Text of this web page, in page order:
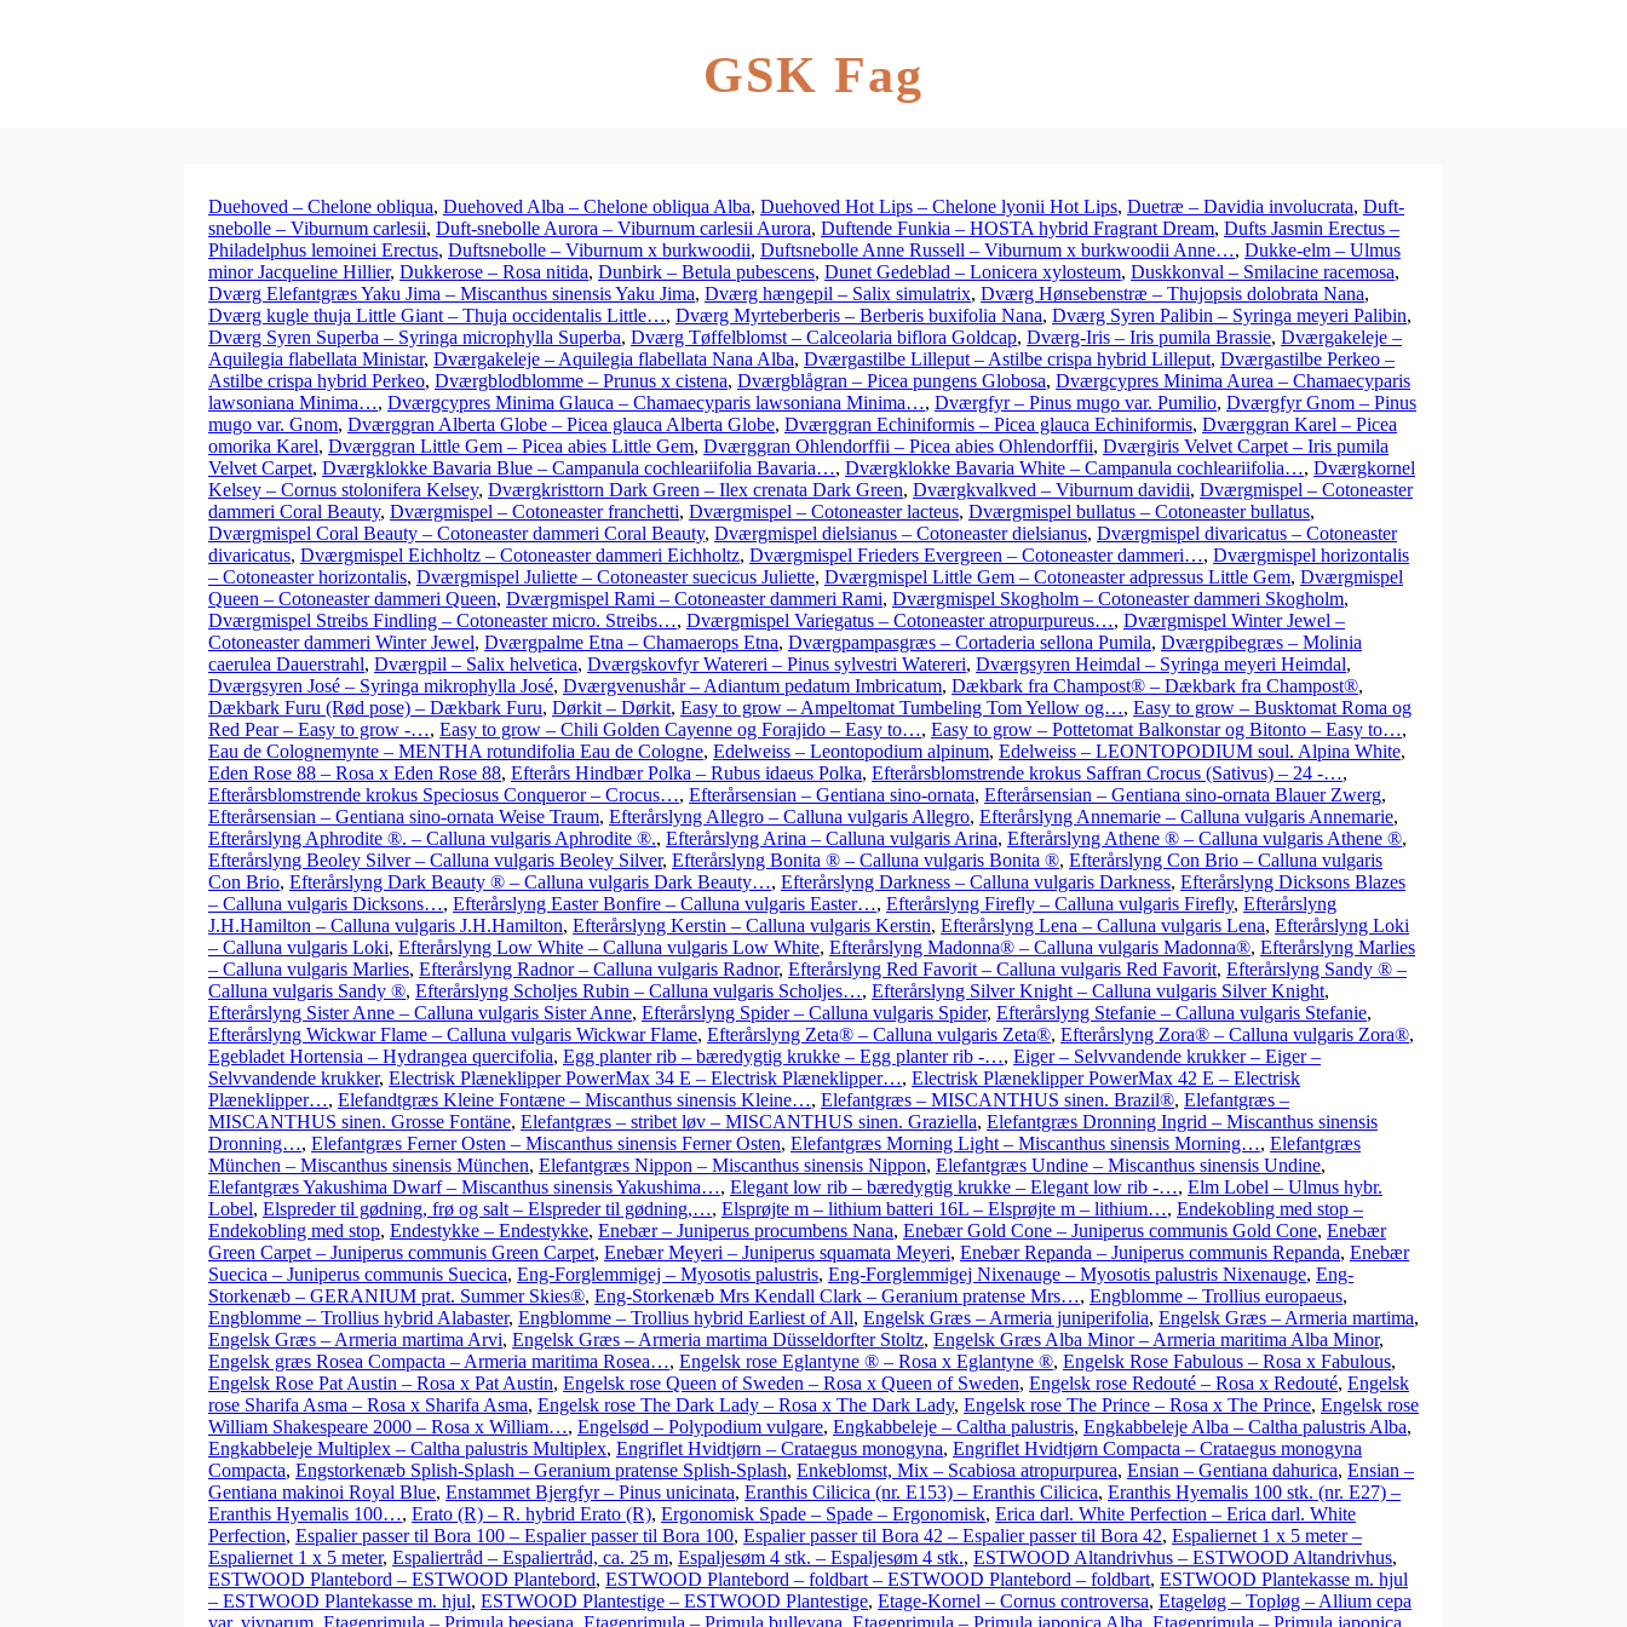
GSK Fag
Duehoved – Chelone obliqua, Duehoved Alba – Chelone obliqua Alba, Duehoved Hot Lips – Chelone lyonii Hot Lips, Duetræ – Davidia involucrata, Duft-
snebolle – Viburnum carlesii, Duft-snebolle Aurora – Viburnum carlesii Aurora, Duftende Funkia – HOSTA hybrid Fragrant Dream, Dufts Jasmin Erectus –
Philadelphus lemoinei Erectus, Duftsnebolle – Viburnum x burkwoodii, Duftsnebolle Anne Russell – Viburnum x burkwoodii Anne…, Dukke-elm – Ulmus
minor Jacqueline Hillier, Dukkerose – Rosa nitida, Dunbirk – Betula pubescens, Dunet Gedeblad – Lonicera xylosteum, Duskkonval – Smilacine racemosa,
Dværg Elefantgræs Yaku Jima – Miscanthus sinensis Yaku Jima, Dværg hængepil – Salix simulatrix, Dværg Hønsebenstræ – Thujopsis dolobrata Nana,
Dværg kugle thuja Little Giant – Thuja occidentalis Little…, Dværg Myrteberberis – Berberis buxifolia Nana, Dværg Syren Palibin – Syringa meyeri Palibin,
Dværg Syren Superba – Syringa microphylla Superba, Dværg Tøffelblomst – Calceolaria biflora Goldcap, Dværg-Iris – Iris pumila Brassie, Dværgakeleje –
Aquilegia flabellata Ministar, Dværgakeleje – Aquilegia flabellata Nana Alba, Dværgastilbe Lilleput – Astilbe crispa hybrid Lilleput, Dværgastilbe Perkeo –
Astilbe crispa hybrid Perkeo, Dværgblodblomme – Prunus x cistena, Dværgblågran – Picea pungens Globosa, Dværgcypres Minima Aurea – Chamaecyparis
lawsoniana Minima…, Dværgcypres Minima Glauca – Chamaecyparis lawsoniana Minima…, Dværgfyr – Pinus mugo var. Pumilio, Dværgfyr Gnom – Pinus
mugo var. Gnom, Dværggran Alberta Globe – Picea glauca Alberta Globe, Dværggran Echiniformis – Picea glauca Echiniformis, Dværggran Karel – Picea
omorika Karel, Dværggran Little Gem – Picea abies Little Gem, Dværggran Ohlendorffii – Picea abies Ohlendorffii, Dværgiris Velvet Carpet – Iris pumila
Velvet Carpet, Dværgklokke Bavaria Blue – Campanula cochleariifolia Bavaria…, Dværgklokke Bavaria White – Campanula cochleariifolia…, Dværgkornel
Kelsey – Cornus stolonifera Kelsey, Dværgkristtorn Dark Green – Ilex crenata Dark Green, Dværgkvalkved – Viburnum davidii, Dværgmispel – Cotoneaster
dammeri Coral Beauty, Dværgmispel – Cotoneaster franchetti, Dværgmispel – Cotoneaster lacteus, Dværgmispel bullatus – Cotoneaster bullatus,
Dværgmispel Coral Beauty – Cotoneaster dammeri Coral Beauty, Dværgmispel dielsianus – Cotoneaster dielsianus, Dværgmispel divaricatus – Cotoneaster
divaricatus, Dværgmispel Eichholtz – Cotoneaster dammeri Eichholtz, Dværgmispel Frieders Evergreen – Cotoneaster dammeri…, Dværgmispel horizontalis
– Cotoneaster horizontalis, Dværgmispel Juliette – Cotoneaster suecicus Juliette, Dværgmispel Little Gem – Cotoneaster adpressus Little Gem, Dværgmispel
Queen – Cotoneaster dammeri Queen, Dværgmispel Rami – Cotoneaster dammeri Rami, Dværgmispel Skogholm – Cotoneaster dammeri Skogholm,
Dværgmispel Streibs Findling – Cotoneaster micro. Streibs…, Dværgmispel Variegatus – Cotoneaster atropurpureus…, Dværgmispel Winter Jewel –
Cotoneaster dammeri Winter Jewel, Dværgpalme Etna – Chamaerops Etna, Dværgpampasgræs – Cortaderia sellona Pumila, Dværgpibegræs – Molinia
caerulea Dauerstrahl, Dværgpil – Salix helvetica, Dværgskovfyr Watereri – Pinus sylvestri Watereri, Dværgsyren Heimdal – Syringa meyeri Heimdal,
Dværgsyren José – Syringa mikrophylla José, Dværgvenushår – Adiantum pedatum Imbricatum, Dækbark fra Champost® – Dækbark fra Champost®,
Dækbark Furu (Rød pose) – Dækbark Furu, Dørkit – Dørkit, Easy to grow – Ampeltomat Tumbeling Tom Yellow og…, Easy to grow – Busktomat Roma og
Red Pear – Easy to grow -…, Easy to grow – Chili Golden Cayenne og Forajido – Easy to…, Easy to grow – Pottetomat Balkonstar og Bitonto – Easy to…,
Eau de Colognemynte – MENTHA rotundifolia Eau de Cologne, Edelweiss – Leontopodium alpinum, Edelweiss – LEONTOPODIUM soul. Alpina White,
Eden Rose 88 – Rosa x Eden Rose 88, Efterårs Hindbær Polka – Rubus idaeus Polka, Efterårsblomstrende krokus Saffran Crocus (Sativus) – 24 -…,
Efterårsblomstrende krokus Speciosus Conqueror – Crocus…, Efterårsensian – Gentiana sino-ornata, Efterårsensian – Gentiana sino-ornata Blauer Zwerg,
Efterårsensian – Gentiana sino-ornata Weise Traum, Efterårslyng Allegro – Calluna vulgaris Allegro, Efterårslyng Annemarie – Calluna vulgaris Annemarie,
Efterårslyng Aphrodite ®. – Calluna vulgaris Aphrodite ®., Efterårslyng Arina – Calluna vulgaris Arina, Efterårslyng Athene ® – Calluna vulgaris Athene ®,
Efterårslyng Beoley Silver – Calluna vulgaris Beoley Silver, Efterårslyng Bonita ® – Calluna vulgaris Bonita ®, Efterårslyng Con Brio – Calluna vulgaris
Con Brio, Efterårslyng Dark Beauty ® – Calluna vulgaris Dark Beauty…, Efterårslyng Darkness – Calluna vulgaris Darkness, Efterårslyng Dicksons Blazes
– Calluna vulgaris Dicksons…, Efterårslyng Easter Bonfire – Calluna vulgaris Easter…, Efterårslyng Firefly – Calluna vulgaris Firefly, Efterårslyng
J.H.Hamilton – Calluna vulgaris J.H.Hamilton, Efterårslyng Kerstin – Calluna vulgaris Kerstin, Efterårslyng Lena – Calluna vulgaris Lena, Efterårslyng Loki
– Calluna vulgaris Loki, Efterårslyng Low White – Calluna vulgaris Low White, Efterårslyng Madonna® – Calluna vulgaris Madonna®, Efterårslyng Marlies
– Calluna vulgaris Marlies, Efterårslyng Radnor – Calluna vulgaris Radnor, Efterårslyng Red Favorit – Calluna vulgaris Red Favorit, Efterårslyng Sandy ® –
Calluna vulgaris Sandy ®, Efterårslyng Scholjes Rubin – Calluna vulgaris Scholjes…, Efterårslyng Silver Knight – Calluna vulgaris Silver Knight,
Efterårslyng Sister Anne – Calluna vulgaris Sister Anne, Efterårslyng Spider – Calluna vulgaris Spider, Efterårslyng Stefanie – Calluna vulgaris Stefanie,
Efterårslyng Wickwar Flame – Calluna vulgaris Wickwar Flame, Efterårslyng Zeta® – Calluna vulgaris Zeta®, Efterårslyng Zora® – Calluna vulgaris Zora®,
Egebladet Hortensia – Hydrangea quercifolia, Egg planter rib – bæredygtig krukke – Egg planter rib -…, Eiger – Selvvandende krukker – Eiger –
Selvvandende krukker, Electrisk Plæneklipper PowerMax 34 E – Electrisk Plæneklipper…, Electrisk Plæneklipper PowerMax 42 E – Electrisk
Plæneklipper…, Elefandtgræs Kleine Fontæne – Miscanthus sinensis Kleine…, Elefantgræs – MISCANTHUS sinen. Brazil®, Elefantgræs –
MISCANTHUS sinen. Grosse Fontäne, Elefantgræs – stribet løv – MISCANTHUS sinen. Graziella, Elefantgræs Dronning Ingrid – Miscanthus sinensis
Dronning…, Elefantgræs Ferner Osten – Miscanthus sinensis Ferner Osten, Elefantgræs Morning Light – Miscanthus sinensis Morning…, Elefantgræs
München – Miscanthus sinensis München, Elefantgræs Nippon – Miscanthus sinensis Nippon, Elefantgræs Undine – Miscanthus sinensis Undine,
Elefantgræs Yakushima Dwarf – Miscanthus sinensis Yakushima…, Elegant low rib – bæredygtig krukke – Elegant low rib -…, Elm Lobel – Ulmus hybr.
Lobel, Elspreder til gødning, frø og salt – Elspreder til gødning,…, Elsprøjte m – lithium batteri 16L – Elsprøjte m – lithium…, Endekobling med stop –
Endekobling med stop, Endestykke – Endestykke, Enebær – Juniperus procumbens Nana, Enebær Gold Cone – Juniperus communis Gold Cone, Enebær
Green Carpet – Juniperus communis Green Carpet, Enebær Meyeri – Juniperus squamata Meyeri, Enebær Repanda – Juniperus communis Repanda, Enebær
Suecica – Juniperus communis Suecica, Eng-Forglemmigej – Myosotis palustris, Eng-Forglemmigej Nixenauge – Myosotis palustris Nixenauge, Eng-
Storkenæb – GERANIUM prat. Summer Skies®, Eng-Storkenæb Mrs Kendall Clark – Geranium pratense Mrs…, Engblomme – Trollius europaeus,
Engblomme – Trollius hybrid Alabaster, Engblomme – Trollius hybrid Earliest of All, Engelsk Græs – Armeria juniperifolia, Engelsk Græs – Armeria martima,
Engelsk Græs – Armeria martima Arvi, Engelsk Græs – Armeria martima Düsseldorfter Stoltz, Engelsk Græs Alba Minor – Armeria maritima Alba Minor,
Engelsk græs Rosea Compacta – Armeria maritima Rosea…, Engelsk rose Eglantyne ® – Rosa x Eglantyne ®, Engelsk Rose Fabulous – Rosa x Fabulous,
Engelsk Rose Pat Austin – Rosa x Pat Austin, Engelsk rose Queen of Sweden – Rosa x Queen of Sweden, Engelsk rose Redouté – Rosa x Redouté, Engelsk
rose Sharifa Asma – Rosa x Sharifa Asma, Engelsk rose The Dark Lady – Rosa x The Dark Lady, Engelsk rose The Prince – Rosa x The Prince, Engelsk rose
William Shakespeare 2000 – Rosa x William…, Engelsød – Polypodium vulgare, Engkabbeleje – Caltha palustris, Engkabbeleje Alba – Caltha palustris Alba,
Engkabbeleje Multiplex – Caltha palustris Multiplex, Engriflet Hvidtjørn – Crataegus monogyna, Engriflet Hvidtjørn Compacta – Crataegus monogyna
Compacta, Engstorkenæb Splish-Splash – Geranium pratense Splish-Splash, Enkeblomst, Mix – Scabiosa atropurpurea, Ensian – Gentiana dahurica, Ensian –
Gentiana makinoi Royal Blue, Enstammet Bjergfyr – Pinus unicinata, Eranthis Cilicica (nr. E153) – Eranthis Cilicica, Eranthis Hyemalis 100 stk. (nr. E27) –
Eranthis Hyemalis 100…, Erato (R) – R. hybrid Erato (R), Ergonomisk Spade – Spade – Ergonomisk, Erica darl. White Perfection – Erica darl. White
Perfection, Espalier passer til Bora 100 – Espalier passer til Bora 100, Espalier passer til Bora 42 – Espalier passer til Bora 42, Espaliernet 1 x 5 meter –
Espaliernet 1 x 5 meter, Espaliertråd – Espaliertråd, ca. 25 m, Espaljesøm 4 stk. – Espaljesøm 4 stk., ESTWOOD Altandrivhus – ESTWOOD Altandrivhus,
ESTWOOD Plantebord – ESTWOOD Plantebord, ESTWOOD Plantebord – foldbart – ESTWOOD Plantebord – foldbart, ESTWOOD Plantekasse m. hjul
– ESTWOOD Plantekasse m. hjul, ESTWOOD Plantestige – ESTWOOD Plantestige, Etage-Kornel – Cornus controversa, Etageløg – Topløg – Allium cepa
var. vivparum Etageprimula – Primula beesiana Etageprimula – Primula bulleyana Etageprimula – Primula japonica Alba Etageprimula – Primula japonica